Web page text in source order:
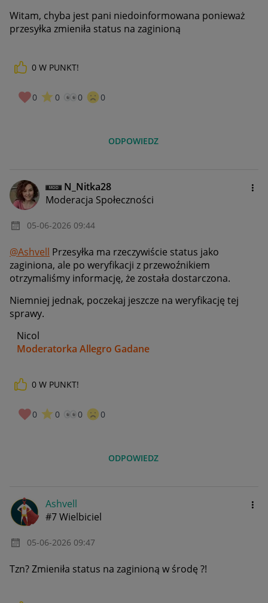
Witam, chyba jest pani niedoinformowana ponieważ
przesyłka zmieniła status na zaginioną
0 W PUNKT!
0 0 0 0
ODPOWIEDZ
N_Nitka28
Moderacja Społeczności
‎05-06-2026 09:44
@Ashvell Przesyłka ma rzeczywiście status jako
zaginiona, ale po weryfikacji z przewoźnikiem
otrzymaliśmy informację, że została dostarczona.
Niemniej jednak, poczekaj jeszcze na weryfikację tej
sprawy.
Nicol
Moderatorka Allegro Gadane
0 W PUNKT!
0 0 0 0
ODPOWIEDZ
Ashvell
#7 Wielbiciel
‎05-06-2026 09:47
Tzn? Zmieniła status na zaginioną w środę ?!